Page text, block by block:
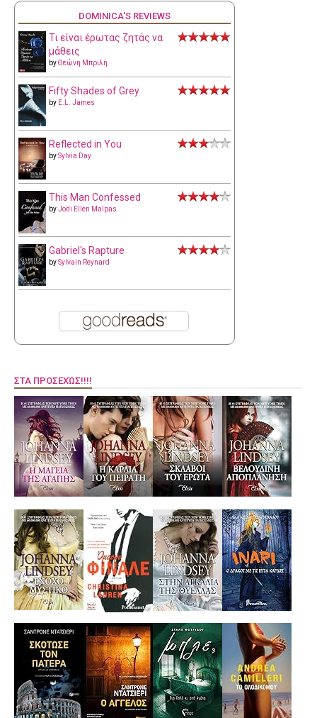
DOMINICA'S REVIEWS
Τι είναι έρωτας ζητάς να
μάθεις
byΘεώνη Μπριλή
Fifty Shades of Grey
by E.L. James
Reflected in You
bySylvia Day
This Man Confessed
byJodi Ellen Malpas
Gabriel's Rapture
bySylvain Reynard
ΣΤΑ ΠΡΟΣΕΧΏΣ!!!!